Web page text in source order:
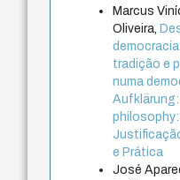
Marcus
Oliveira,
tradição e
numa
philosophy:
e Prática
José